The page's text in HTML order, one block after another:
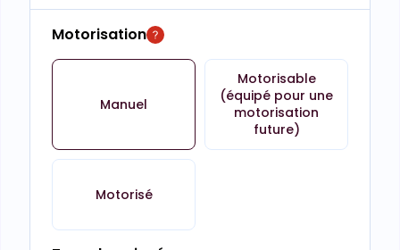
Motorisation
Manuel
Motorisable
(équipé pour une
motorisation
future)
Motorisé